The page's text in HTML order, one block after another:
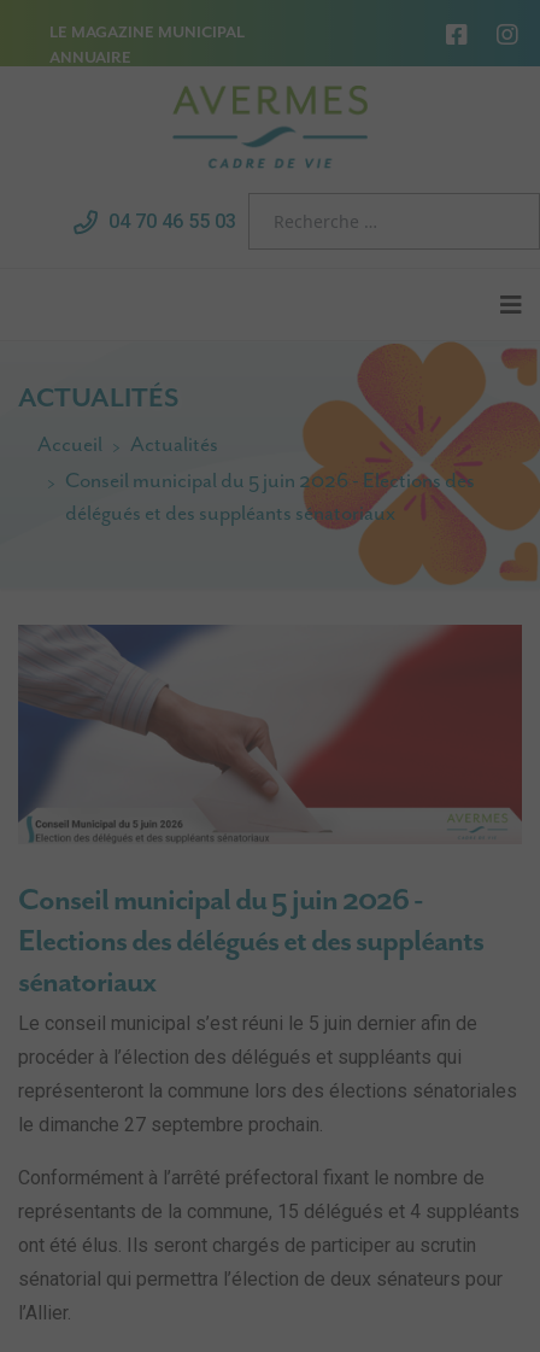
LE MAGAZINE MUNICIPAL
ANNUAIRE
04 70 46 55 03
ACTUALITÉS
Accueil
Actualités
Conseil municipal du 5 juin 2026 - Elections des
délégués et des suppléants sénatoriaux
Conseil municipal du 5 juin 2026 -
Elections des délégués et des suppléants
sénatoriaux
Le conseil municipal s’est réuni le 5 juin dernier afin de
procéder à l’élection des délégués et suppléants qui
représenteront la commune lors des élections sénatoriales
le dimanche 27 septembre prochain.
Conformément à l’arrêté préfectoral fixant le nombre de
représentants de la commune, 15 délégués et 4 suppléants
ont été élus. Ils seront chargés de participer au scrutin
sénatorial qui permettra l’élection de deux sénateurs pour
l’Allier.